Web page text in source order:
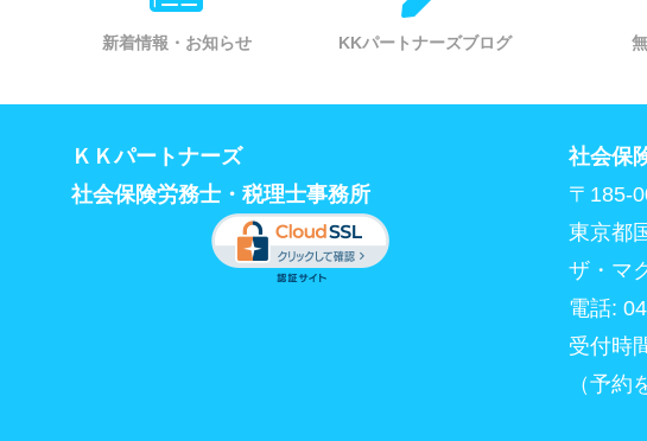
新着情報・お知らせ KKパートナーズブログ
ＫＫパートナーズ
社会保険労務士・税理士事務所
社会保
〒185-
東京都
ザ・マ
電話:
受付時
（予約